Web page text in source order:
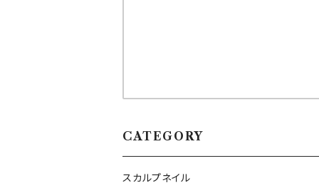
CATEGORY
スカルプネイル